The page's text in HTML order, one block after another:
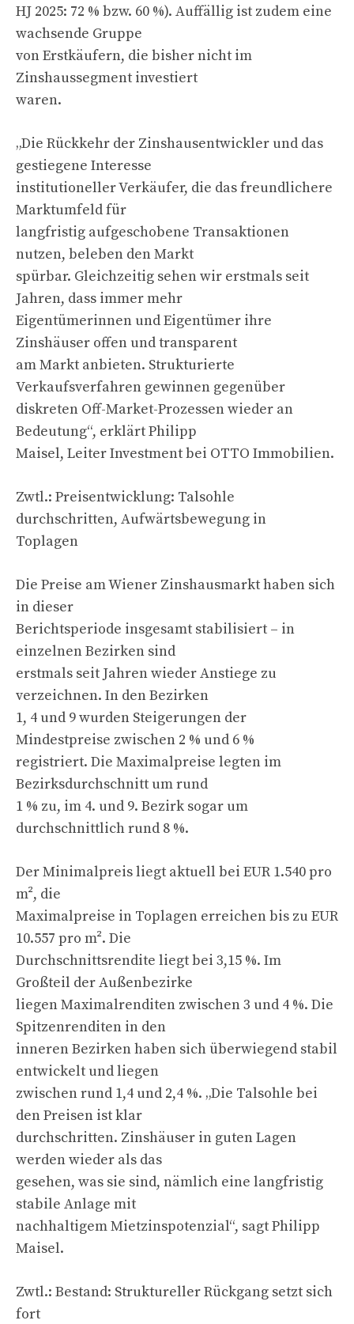
HJ 2025: 72 % bzw. 60 %). Auffällig ist zudem eine
wachsende Gruppe
von Erstkäufern, die bisher nicht im
Zinshaussegment investiert
waren.
„Die Rückkehr der Zinshausentwickler und das
gestiegene Interesse
institutioneller Verkäufer, die das freundlichere
Marktumfeld für
langfristig aufgeschobene Transaktionen
nutzen, beleben den Markt
spürbar. Gleichzeitig sehen wir erstmals seit
Jahren, dass immer mehr
Eigentümerinnen und Eigentümer ihre
Zinshäuser offen und transparent
am Markt anbieten. Strukturierte
Verkaufsverfahren gewinnen gegenüber
diskreten Off-Market-Prozessen wieder an
Bedeutung“, erklärt Philipp
Maisel, Leiter Investment bei OTTO Immobilien.
Zwtl.: Preisentwicklung: Talsohle
durchschritten, Aufwärtsbewegung in
Toplagen
Die Preise am Wiener Zinshausmarkt haben sich
in dieser
Berichtsperiode insgesamt stabilisiert – in
einzelnen Bezirken sind
erstmals seit Jahren wieder Anstiege zu
verzeichnen. In den Bezirken
1, 4 und 9 wurden Steigerungen der
Mindestpreise zwischen 2 % und 6 %
registriert. Die Maximalpreise legten im
Bezirksdurchschnitt um rund
1 % zu, im 4. und 9. Bezirk sogar um
durchschnittlich rund 8 %.
Der Minimalpreis liegt aktuell bei EUR 1.540 pro
m², die
Maximalpreise in Toplagen erreichen bis zu EUR
10.557 pro m². Die
Durchschnittsrendite liegt bei 3,15 %. Im
Großteil der Außenbezirke
liegen Maximalrenditen zwischen 3 und 4 %. Die
Spitzenrenditen in den
inneren Bezirken haben sich überwiegend stabil
entwickelt und liegen
zwischen rund 1,4 und 2,4 %. „Die Talsohle bei
den Preisen ist klar
durchschritten. Zinshäuser in guten Lagen
werden wieder als das
gesehen, was sie sind, nämlich eine langfristig
stabile Anlage mit
nachhaltigem Mietzinspotenzial“, sagt Philipp
Maisel.
Zwtl.: Bestand: Struktureller Rückgang setzt sich
fort